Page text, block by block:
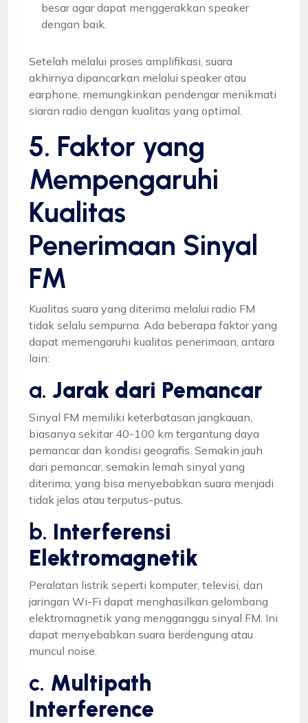
besar agar dapat menggerakkan speaker
dengan baik.
Setelah melalui proses amplifikasi, suara
akhirnya dipancarkan melalui speaker atau
earphone, memungkinkan pendengar menikmati
siaran radio dengan kualitas yang optimal.
5. Faktor yang
Mempengaruhi
Kualitas
Penerimaan Sinyal
FM
Kualitas suara yang diterima melalui radio FM
tidak selalu sempurna. Ada beberapa faktor yang
dapat memengaruhi kualitas penerimaan, antara
lain:
a. Jarak dari Pemancar
Sinyal FM memiliki keterbatasan jangkauan,
biasanya sekitar 40-100 km tergantung daya
pemancar dan kondisi geografis. Semakin jauh
dari pemancar, semakin lemah sinyal yang
diterima, yang bisa menyebabkan suara menjadi
tidak jelas atau terputus-putus.
b. Interferensi
Elektromagnetik
Peralatan listrik seperti komputer, televisi, dan
jaringan Wi-Fi dapat menghasilkan gelombang
elektromagnetik yang mengganggu sinyal FM. Ini
dapat menyebabkan suara berdengung atau
muncul noise.
c. Multipath
Interference